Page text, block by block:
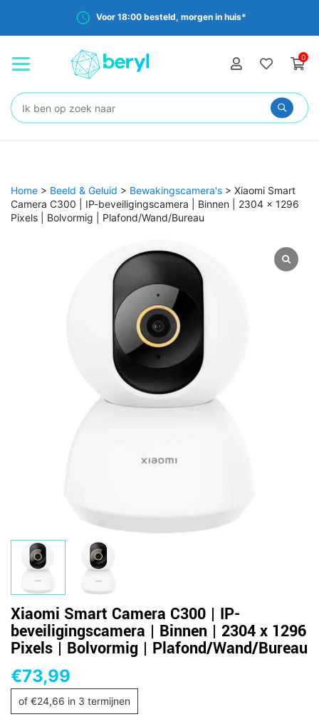
Voor 18:00 besteld, morgen in huis*
0
Zoeken:
Home > Beeld & Geluid > Bewakingscamera's > Xiaomi Smart
Camera C300 | IP-beveiligingscamera | Binnen | 2304 x 1296
Pixels | Bolvormig | Plafond/Wand/Bureau
Xiaomi Smart Camera C300 | IP-
beveiligingscamera | Binnen | 2304 x 1296
Pixels | Bolvormig | Plafond/Wand/Bureau
€73,99
of €24,66 in 3 termijnen